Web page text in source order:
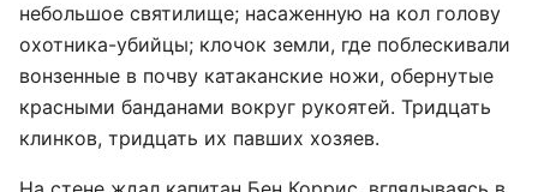
небольшое святилище; насаженную на кол голову
охотника-убийцы; клочок земли, где поблескивали
вонзенные в почву катаканские ножи, обернутые
красными банданами вокруг рукоятей. Тридцать
клинков, тридцать их павших хозяев.